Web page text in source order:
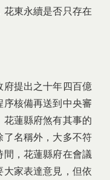
東永續是否只存在
府提出之十年四百億
序核備再送到中央審
蓮縣府煞有其事的
了名稱外，大多不符
，花蓮縣府在會議
大家表達意見，但依